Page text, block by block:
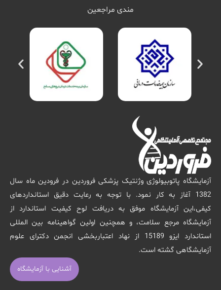
مندی مراجعین
آزمایشگاه پاتوبیولوژی وژنتیک پزشکی فروردین در فرودین ماه سال
1382 آغاز به کار نمود. با توجه به رعایت دقیق استانداردهای
کیفی،این آزمایشگاه موفق به دریافت لوح کیفیت استاندارد از
آزمایشگاه مرجع سلامت، و همچنین اولین گواهینامه بین المللی
استاندارد ایزو 15189 از نهاد اعتباربخشی انجمن دکترای علوم
آزمایشگاهی گشته است.
آشنایی با آزمایشگاه